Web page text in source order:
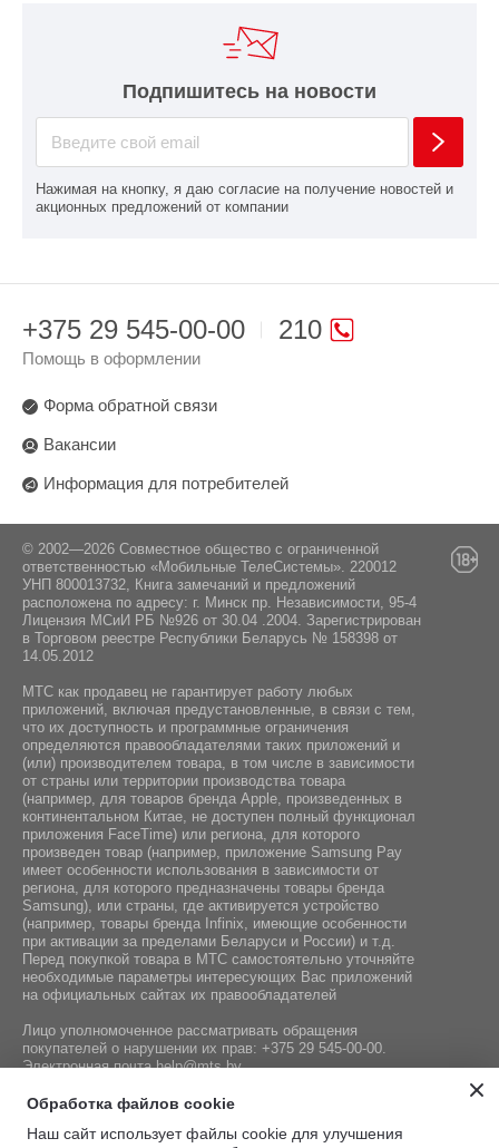
Подпишитесь на новости
Нажимая на кнопку, я даю согласие на получение новостей и
акционных предложений от компании
210
+375 29 545-00-00
Помощь в оформлении
Форма обратной связи
Вакансии
Информация для потребителей
© 2002—2026 Совместное общество с ограниченной
ответственностью «Мобильные ТелеСистемы». 220012
УНП 800013732, Книга замечаний и предложений
расположена по адресу: г. Минск пр. Независимости, 95-4
Лицензия МСиИ РБ №926 от 30.04 .2004. Зарегистрирован
в Торговом реестре Республики Беларусь № 158398 от
14.05.2012
МТС как продавец не гарантирует работу любых
приложений, включая предустановленные, в связи с тем,
что их доступность и программные ограничения
определяются правообладателями таких приложений и
(или) производителем товара, в том числе в зависимости
от страны или территории производства товара
(например, для товаров бренда Apple, произведенных в
континентальном Китае, не доступен полный функционал
приложения FaceTime) или региона, для которого
произведен товар (например, приложение Samsung Pay
имеет особенности использования в зависимости от
региона, для которого предназначены товары бренда
Samsung), или страны, где активируется устройство
(например, товары бренда Infiniх, имеющие особенности
при активации за пределами Беларуси и России) и т.д.
Перед покупкой товара в МТС самостоятельно уточняйте
необходимые параметры интересующих Вас приложений
на официальных сайтах их правообладателей
Лицо уполномоченное рассматривать обращения
покупателей о нарушении их прав: +375 29 545-00-00.
Электронная почтаhelp@mts.by
Номер телефона работников местных исполнительных и
регистрации СООО «Мобильные ТелеСистемы»,
Обработка файлов cookie
Наш сайт использует файлы cookie для улучшения